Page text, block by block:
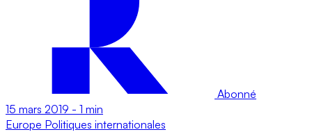
Abonné
15 mars 2019 - 1 min
Europe Politiques internationales